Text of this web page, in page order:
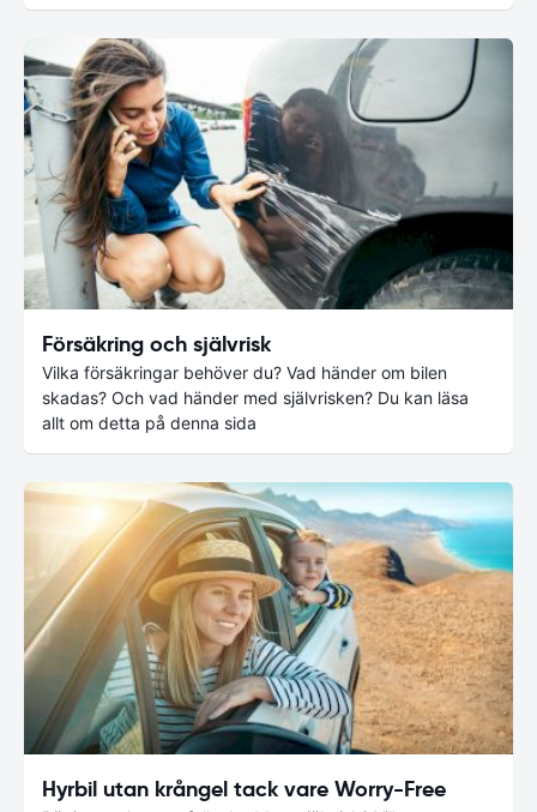
Försäkring och självrisk
Vilka försäkringar behöver du? Vad händer om bilen
skadas? Och vad händer med självrisken? Du kan läsa
allt om detta på denna sida
Hyrbil utan krångel tack vare Worry-Free